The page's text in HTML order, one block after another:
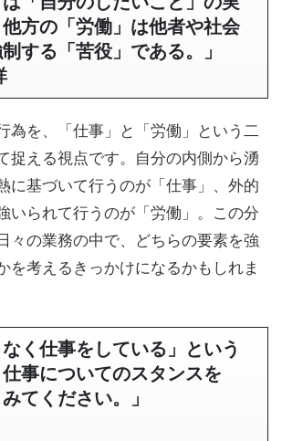
方の「労働」は他者や社会
する「苦役」である。」
為を、「仕事」と「労働」という二
捉える視点です。自分の内側から湧
に基づいて行うのが「仕事」、外的
いられて行うのが「労働」。この分
々の業務の中で、どちらの要素を強
を考えるきっかけになるかもしれま
なく仕事をしている」という
事についてのスタンスを
みてください。」